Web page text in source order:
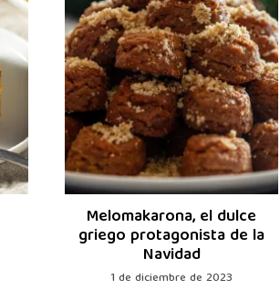
Melomakarona, el dulce
griego protagonista de la
Navidad
1 de diciembre de 2023